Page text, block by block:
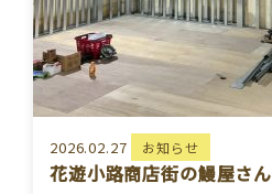
2026.02.27 お知らせ
花遊小路商店街の鰻屋さん